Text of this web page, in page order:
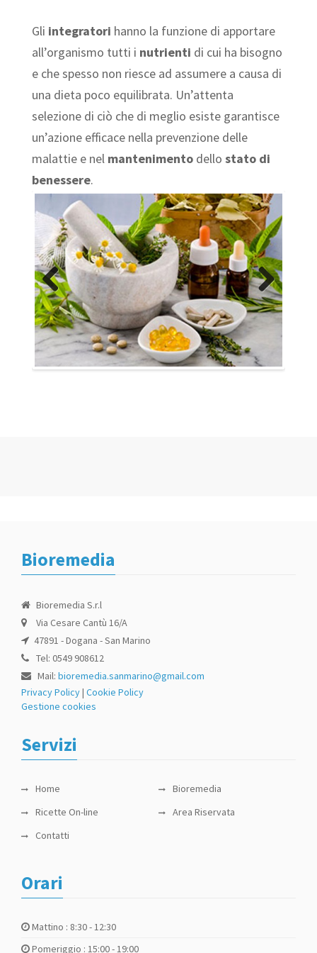
Gli integratori hanno la funzione di apportare
all’organismo tutti i nutrienti di cui ha bisogno
e che spesso non riesce ad assumere a causa di
una dieta poco equilibrata. Un’attenta
selezione di ciò che di meglio esiste garantisce
un’azione efficace nella prevenzione delle
malattie e nel mantenimento dello stato di
benessere.
Previous Next
Bioremedia
Bioremedia S.r.l
Via Cesare Cantù 16/A
47891 - Dogana - San Marino
Tel: 0549 908612
Mail: bioremedia.sanmarino@gmail.com
Privacy Policy| Cookie Policy
Gestione cookies
Servizi
Home
Bioremedia
Ricette On-line
Area Riservata
Contatti
Orari
Mattino : 8:30 - 12:30
Pomeriggio : 15:00 - 19:00